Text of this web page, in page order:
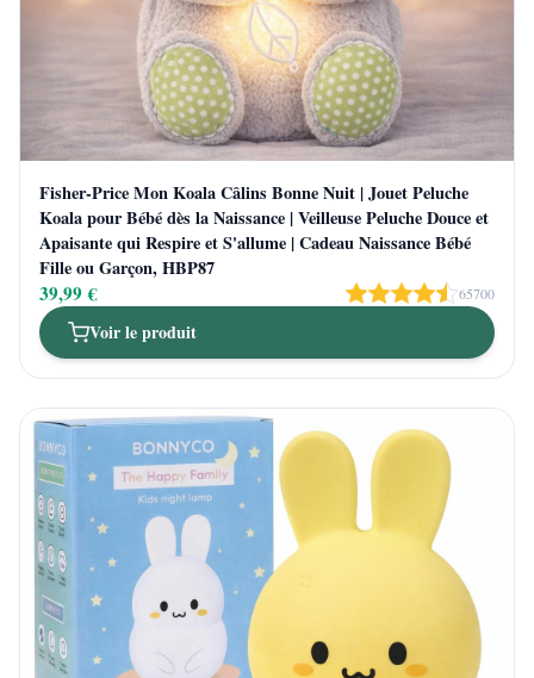
Fisher-Price Mon Koala Câlins Bonne Nuit | Jouet Peluche
Koala pour Bébé dès la Naissance | Veilleuse Peluche Douce et
Apaisante qui Respire et S'allume | Cadeau Naissance Bébé
Fille ou Garçon, HBP87
39,99 € 65700
Voir le produit